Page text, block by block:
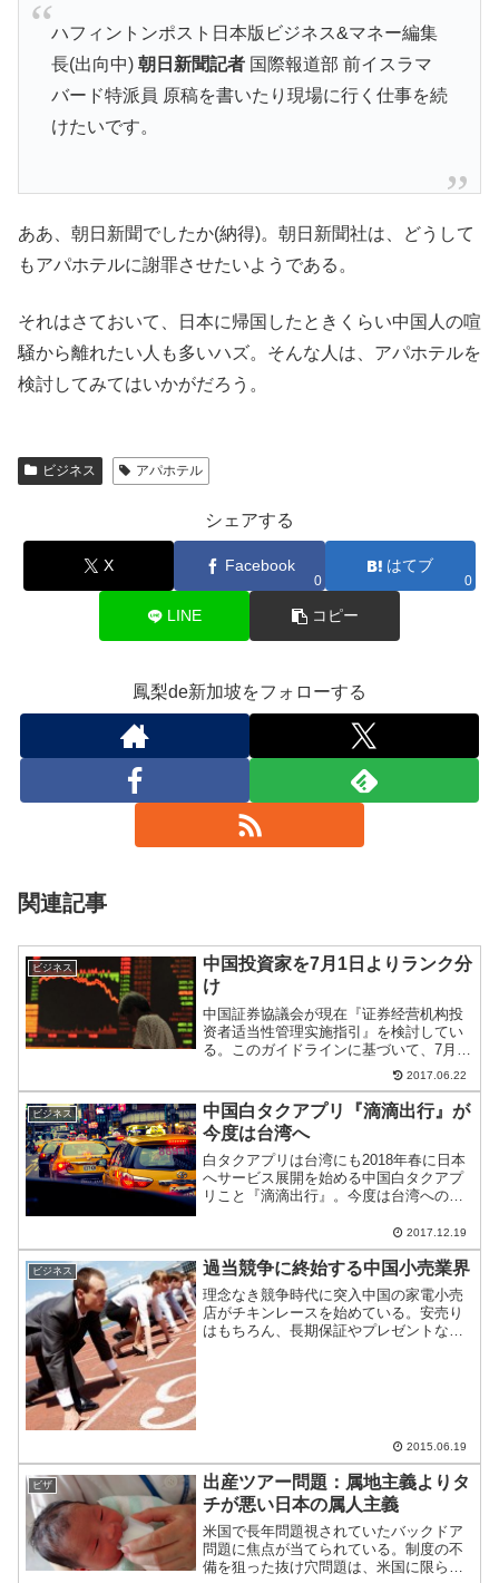
ハフィントンポスト日本版ビジネス&マネー編集
長(出向中) 朝日新聞記者国際報道部 前イスラマ
バード特派員 原稿を書いたり現場に行く仕事を続
けたいです。
ああ、朝日新聞でしたか(納得)。朝日新聞社は、どうして
もアパホテルに謝罪させたいようである。
それはさておいて、日本に帰国したときくらい中国人の喧
騒から離れたい人も多いハズ。そんな人は、アパホテルを
検討してみてはいかがだろう。
ビジネス アパホテル
シェアする
X Facebook
0
はてブ
0
LINE コピー
鳳梨de新加坡をフォローする
関連記事
ビジネス
中国投資家を7月1日よりランク分
け
中国証券協議会が現在『证券经营机构投
资者适当性管理实施指引』を検討してい
る。このガイドラインに基づいて、7月1
日より投資家のランク分けが実施され
2017.06.22
ビジネス
中国白タクアプリ『滴滴出行』が
今度は台湾へ
白タクアプリは台湾にも2018年春に日本
へサービス展開を始める中国白タクアプ
リこと『滴滴出行』。今度は台湾への進
ている。サービスへの注目は高いが、ど
うなるのだろうか？
2017.12.19
ビジネス 過当競争に終始する中国小売業界
理念なき競争時代に突入中国の家電小売
店がチキンレースを始めている。安売り
はもちろん、長期保証やプレゼントなど
2015.06.19
ビザ
出産ツアー問題：属地主義よりタ
チが悪い日本の属人主義
米国で長年問題視されていたバックドア
問題に焦点が当てられている。制度の不
備を狙った抜け穴問題は、米国に限らず